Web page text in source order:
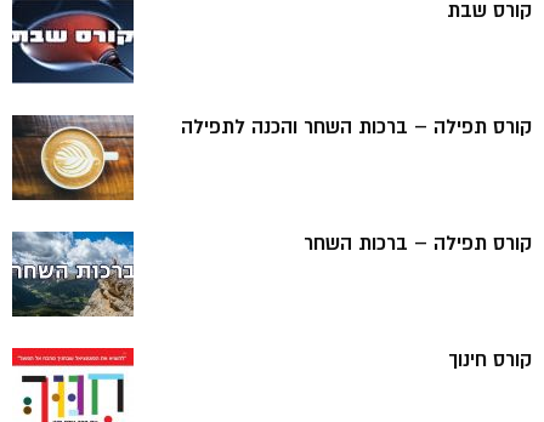
קורס שבת
קורס תפילה – ברכות השחר והכנה לתפילה
קורס תפילה – ברכות השחר
קורס חינוך